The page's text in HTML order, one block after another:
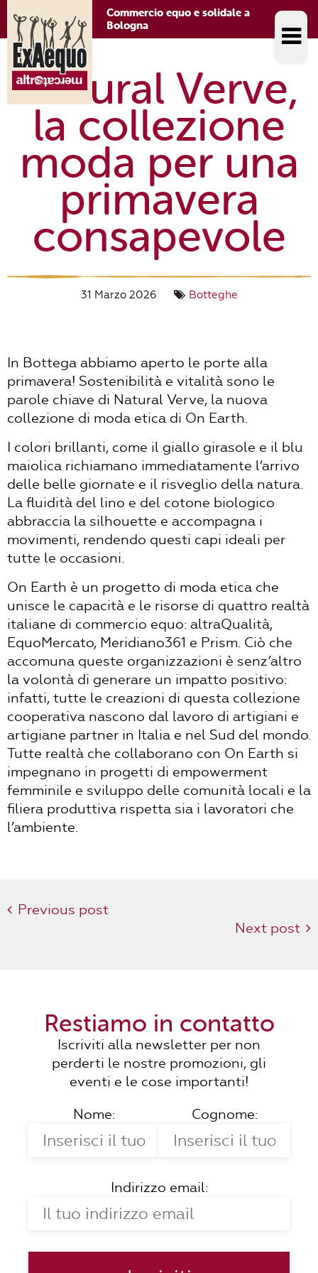
Commercio equo e solidale a
Bologna
Natural Verve,
la collezione
moda per una
primavera
consapevole
31 Marzo 2026 Botteghe
In Bottega abbiamo aperto le porte alla
primavera! Sostenibilità e vitalità sono le
parole chiave di Natural Verve, la nuova
collezione di moda etica di On Earth.
I colori brillanti, come il giallo girasole e il blu
maiolica richiamano immediatamente l’arrivo
delle belle giornate e il risveglio della natura.
La fluidità del lino e del cotone biologico
abbraccia la silhouette e accompagna i
movimenti, rendendo questi capi ideali per
tutte le occasioni.
On Earth è un progetto di moda etica che
unisce le capacità e le risorse di quattro realtà
italiane di commercio equo: altraQualità,
EquoMercato, Meridiano361 e Prism. Ciò che
accomuna queste organizzazioni è senz’altro
la volontà di generare un impatto positivo:
infatti, tutte le creazioni di questa collezione
cooperativa nascono dal lavoro di artigiani e
artigiane partner in Italia e nel Sud del mondo.
Tutte realtà che collaborano con On Earth si
impegnano in progetti di empowerment
femminile e sviluppo delle comunità locali e la
filiera produttiva rispetta sia i lavoratori che
l’ambiente.
Previous post
Next post
Restiamo in contatto
Iscriviti alla newsletter per non
perderti le nostre promozioni, gli
eventi e le cose importanti!
Nome: Cognome:
Indirizzo email: